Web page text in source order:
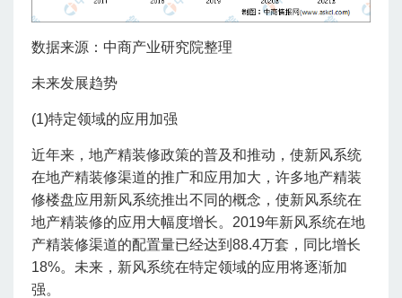
数据来源：中商产业研究院整理
未来发展趋势
(1)特定领域的应用加强
近年来，地产精装修政策的普及和推动，使新风系统
在地产精装修渠道的推广和应用加大，许多地产精装
修楼盘应用新风系统推出不同的概念，使新风系统在
地产精装修的应用大幅度增长。2019年新风系统在地
产精装修渠道的配置量已经达到88.4万套，同比增长
18%。未来，新风系统在特定领域的应用将逐渐加
强。